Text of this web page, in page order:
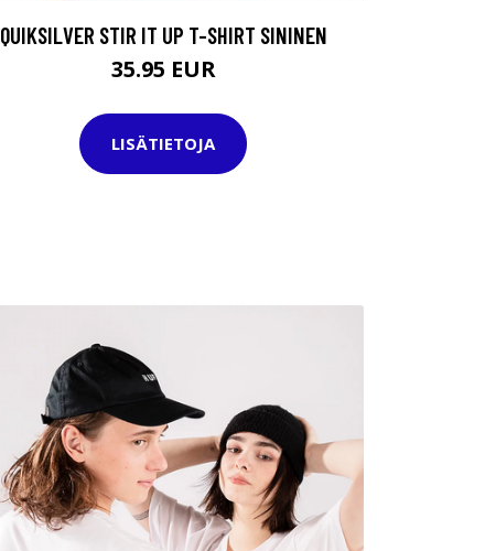
QUIKSILVER STIR IT UP T-SHIRT SININEN
35.95 EUR
LISÄTIETOJA